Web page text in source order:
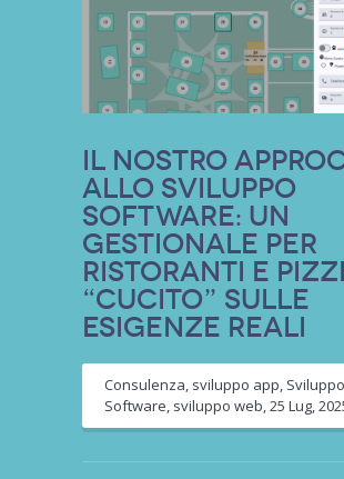
Il Nostro
allo Sviluppo
Software: Un
Gestionale per
Ristoranti e
“Cucito” sulle
Esigenze Reali
Consulenza sviluppo app Sviluppo
Software sviluppo web 25 Lug,